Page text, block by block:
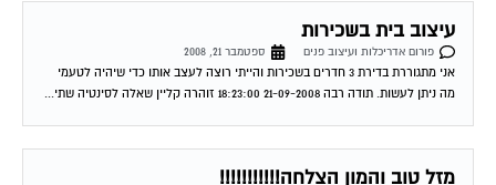
עיצוב בית בשכירות
אני מתגוררת בדירת 3 חדרים בשכירות והייתי רוצה לעצב אותו כדי שיהיה לטעמי
מזל טוב והמון הצלחה!!!!!!!!!!!